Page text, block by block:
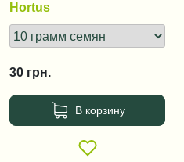
Hortus
30 грн.
В корзину